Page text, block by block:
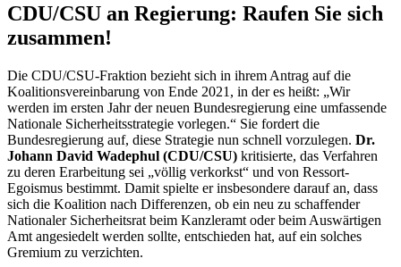
CDU/CSU an Regierung: Raufen Sie sich
zusammen!
Die CDU/CSU-Fraktion bezieht sich in ihrem Antrag auf die
Koalitionsvereinbarung von Ende 2021, in der es heißt: „Wir
werden im ersten Jahr der neuen Bundesregierung eine umfassende
Nationale Sicherheitsstrategie vorlegen.“ Sie fordert die
Bundesregierung auf, diese Strategie nun schnell vorzulegen. Dr.
Johann David Wadephul (CDU/CSU) kritisierte, das Verfahren
zu deren Erarbeitung sei „völlig verkorkst“ und von Ressort-
Egoismus bestimmt. Damit spielte er insbesondere darauf an, dass
sich die Koalition nach Differenzen, ob ein neu zu schaffender
Nationaler Sicherheitsrat beim Kanzleramt oder beim Auswärtigen
Amt angesiedelt werden sollte, entschieden hat, auf ein solches
Gremium zu verzichten.